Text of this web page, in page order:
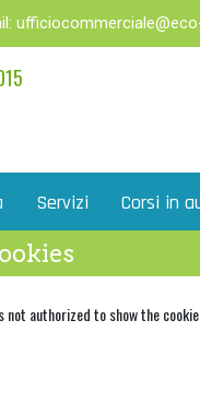
Servizi Corsi in
is not authorized to show the